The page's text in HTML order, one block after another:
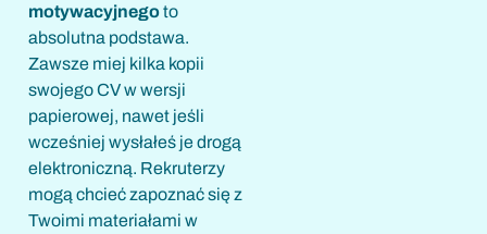
motywacyjnegoto
absolutna podstawa.
Zawsze miej kilka kopii
swojego CV w wersji
papierowej, nawet jeśli
wcześniej wysłałeś je drogą
elektroniczną. Rekruterzy
mogą chcieć zapoznać się z
Twoimi materiałami w